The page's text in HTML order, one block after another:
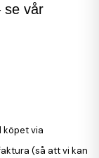
se vår
köpet via
(så att vi kan